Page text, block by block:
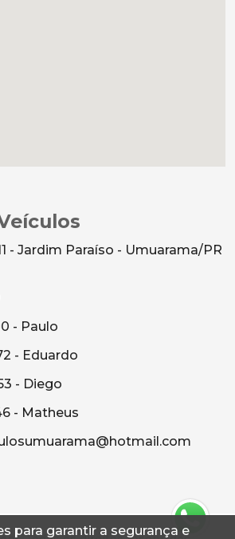
para garantir a segurança e
- Jardim Paraíso - Umuarama/PR
- Paulo
- Eduardo
- Diego
- Matheus